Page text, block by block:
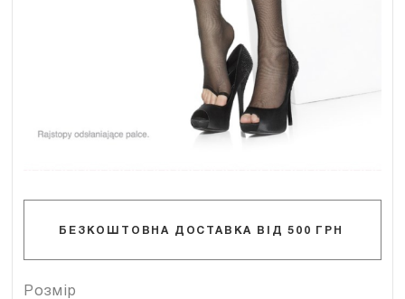
БЕЗКОШТОВНА ДОСТАВКА ВІД 500 ГРН
Розмір